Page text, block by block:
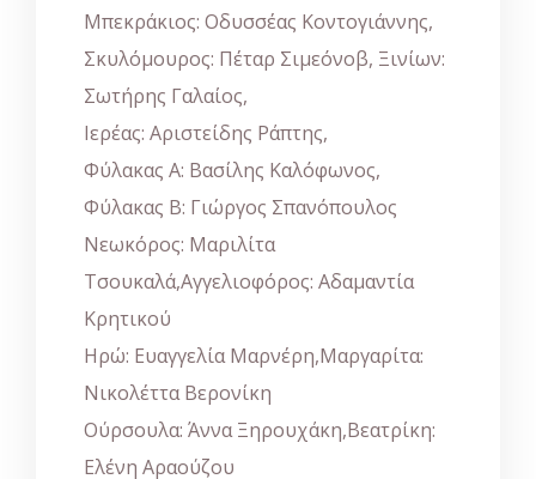
Μπεκράκιος: Οδυσσέας Κοντογιάννης,
Σκυλόμουρος: Πέταρ Σιμεόνοβ, Ξινίων:
Σωτήρης Γαλαίος,
Ιερέας: Αριστείδης Ράπτης,
Φύλακας Α: Βασίλης Καλόφωνος,
Φύλακας Β: Γιώργος Σπανόπουλος
Νεωκόρος: Μαριλίτα
Τσουκαλά,Αγγελιοφόρος: Αδαμαντία
Κρητικού
Ηρώ: Ευαγγελία Μαρνέρη,Μαργαρίτα:
Νικολέττα Βερονίκη
Ούρσουλα: Άννα Ξηρουχάκη,Βεατρίκη:
Ελένη Αραούζου